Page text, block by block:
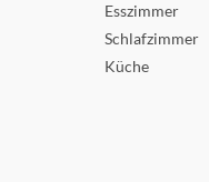
Esszimmer
Schlafzimmer
Küche